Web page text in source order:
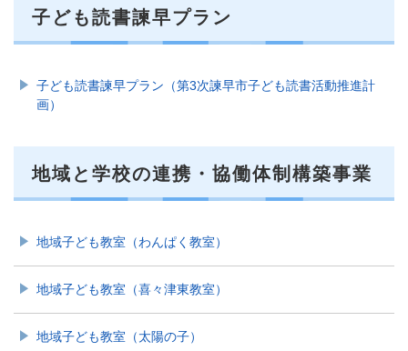
子ども読書諫早プラン
子ども読書諫早プラン（第3次諫早市子ども読書活動推進計
画）
地域と学校の連携・協働体制構築事業
地域子ども教室（わんぱく教室）
地域子ども教室（喜々津東教室）
地域子ども教室（太陽の子）